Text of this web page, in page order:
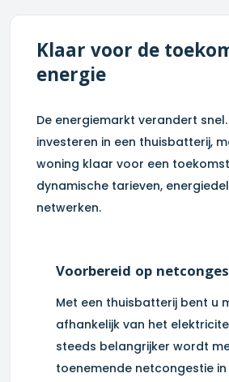
Klaar voor de
energie
De energiemarkt verandert
investeren in een thuisbatterij,
woning klaar voor een
dynamische tarieven,
netwerken.
Voorbereid op
Met een thuisbatterij bent u
afhankelijk van het
steeds belangrijker wordt
toenemende netcongestie in